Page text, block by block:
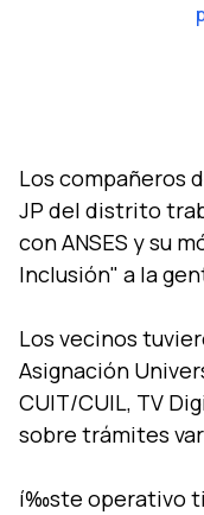
Los compañeros
JP del distrito
con ANSES y su
Inclusión" a la
Los vecinos
Asignación
CUIT/CUIL, TV
sobre trámites
í‰ste operativo